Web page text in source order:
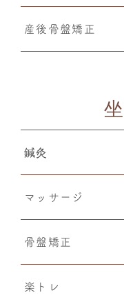
産後骨盤矯正
鍼灸
マッサージ
骨盤矯正
楽トレ